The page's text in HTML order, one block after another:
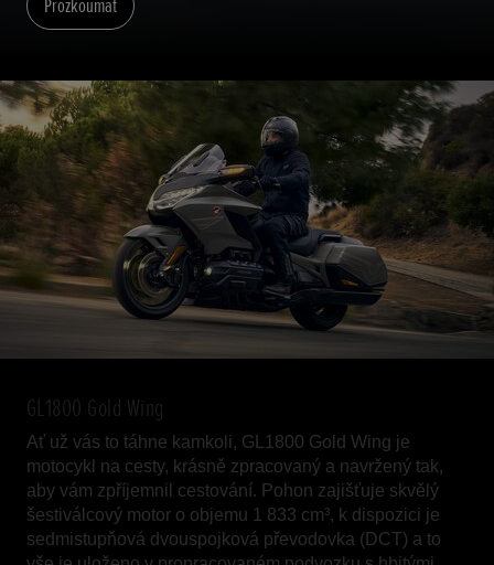
Prozkoumat
GL1800 Gold Wing
Ať už vás to táhne kamkoli, GL1800 Gold Wing je
motocykl na cesty, krásně zpracovaný a navržený tak,
aby vám zpříjemnil cestování. Pohon zajišťuje skvělý
šestiválcový motor o objemu 1 833 cm³, k dispozici je
sedmistupňová dvouspojková převodovka (DCT) a to